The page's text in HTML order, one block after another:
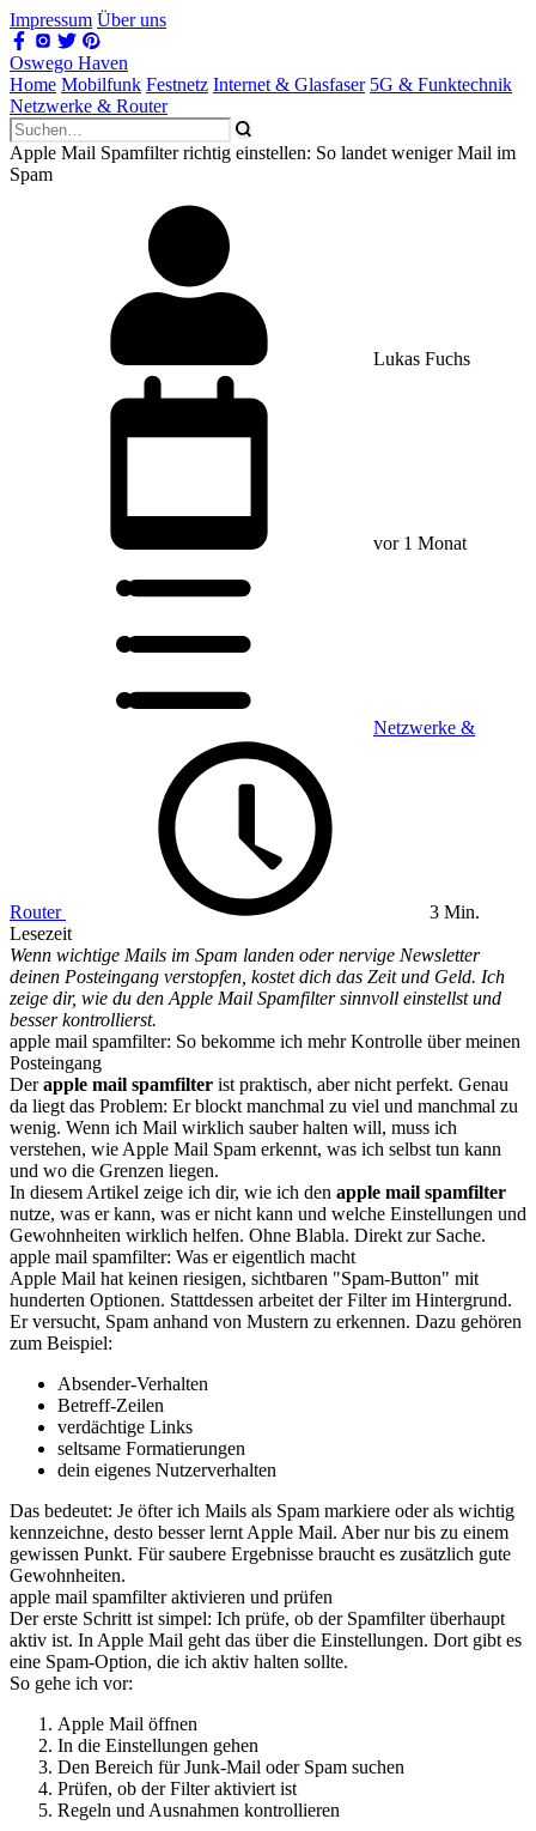
Impressum Über uns
Oswego Haven
Home Mobilfunk Festnetz Internet & Glasfaser 5G & Funktechnik
Netzwerke & Router
Apple Mail Spamfilter richtig einstellen: So landet weniger Mail im
Spam
Lukas Fuchs
vor 1 Monat
Netzwerke &
Router
3 Min.
Lesezeit
Wenn wichtige Mails im Spam landen oder nervige Newsletter
deinen Posteingang verstopfen, kostet dich das Zeit und Geld. Ich
zeige dir, wie du den Apple Mail Spamfilter sinnvoll einstellst und
besser kontrollierst.
apple mail spamfilter: So bekomme ich mehr Kontrolle über meinen
Posteingang
Derapple mail spamfilter ist praktisch, aber nicht perfekt. Genau
da liegt das Problem: Er blockt manchmal zu viel und manchmal zu
wenig. Wenn ich Mail wirklich sauber halten will, muss ich
verstehen, wie Apple Mail Spam erkennt, was ich selbst tun kann
und wo die Grenzen liegen.
In diesem Artikel zeige ich dir, wie ich den apple mail spamfilter
nutze, was er kann, was er nicht kann und welche Einstellungen und
Gewohnheiten wirklich helfen. Ohne Blabla. Direkt zur Sache.
apple mail spamfilter: Was er eigentlich macht
Apple Mail hat keinen riesigen, sichtbaren "Spam-Button" mit
hunderten Optionen. Stattdessen arbeitet der Filter im Hintergrund.
Er versucht, Spam anhand von Mustern zu erkennen. Dazu gehören
zum Beispiel:
Absender-Verhalten
Betreff-Zeilen
verdächtige Links
seltsame Formatierungen
dein eigenes Nutzerverhalten
Das bedeutet: Je öfter ich Mails als Spam markiere oder als wichtig
kennzeichne, desto besser lernt Apple Mail. Aber nur bis zu einem
gewissen Punkt. Für saubere Ergebnisse braucht es zusätzlich gute
Gewohnheiten.
apple mail spamfilter aktivieren und prüfen
Der erste Schritt ist simpel: Ich prüfe, ob der Spamfilter überhaupt
aktiv ist. In Apple Mail geht das über die Einstellungen. Dort gibt es
eine Spam-Option, die ich aktiv halten sollte.
So gehe ich vor:
Apple Mail öffnen
In die Einstellungen gehen
Den Bereich für Junk-Mail oder Spam suchen
Prüfen, ob der Filter aktiviert ist
Regeln und Ausnahmen kontrollieren